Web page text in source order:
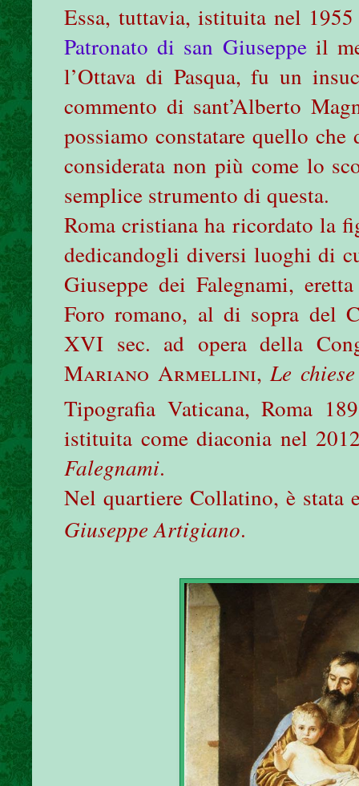
Essa, tuttavia, istituita nel
Patronato di san Giuseppeil
l’Ottava di Pasqua, fu un
commento di sant’Alberto
possiamo constatare quello
considerata non più come lo
semplice strumento di questa.
Roma cristiana ha ricordato la
dedicandogli diversi luoghi di
Giuseppe dei Falegnami,
Foro romano, al di sopra del
XVI sec. ad opera della
Mariano Armellini,Le
Tipografia Vaticana, Roma
istituita come diaconia nel
Falegnami.
Nel quartiere Collatino, è stata
Giuseppe Artigiano.